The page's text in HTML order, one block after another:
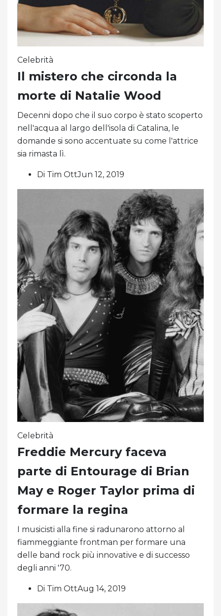
Celebrità
Il mistero che circonda la
morte di Natalie Wood
Decenni dopo che il suo corpo è stato scoperto
nell'acqua al largo dell'isola di Catalina, le
domande si sono accentuate su come l'attrice
sia rimasta lì.
Di Tim OttJun 12, 2019
Celebrità
Freddie Mercury faceva
parte di Entourage di Brian
May e Roger Taylor prima di
formare la regina
I musicisti alla fine si radunarono attorno al
fiammeggiante frontman per formare una
delle band rock più innovative e di successo
degli anni '70.
Di Tim OttAug 14, 2019